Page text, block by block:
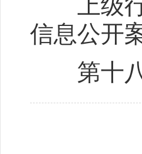
上级行
信息公开
第十八